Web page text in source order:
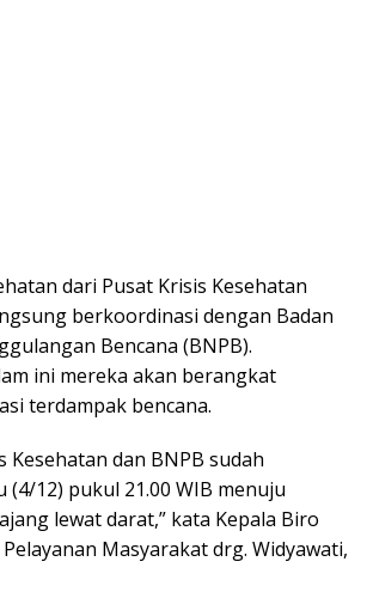
dari Pusat Krisis Kesehatan
berkoordinasi dengan Badan
Bencana (BNPB).
ini mereka akan berangkat
terdampak bencana.
Kesehatan dan BNPB sudah
(4/12) pukul 21.00 WIB menuju
lewat darat,” kata Kepala Biro
Masyarakat drg. Widyawati,